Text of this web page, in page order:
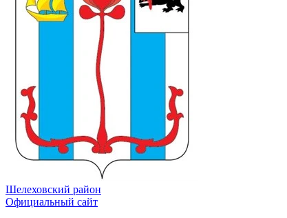
Шелеховский район
Официальный сайт